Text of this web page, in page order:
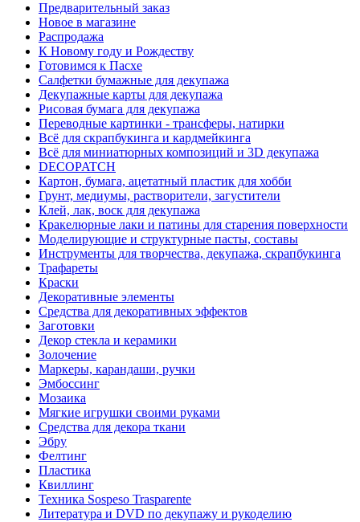
Предварительный заказ
Новое в магазине
Распродажа
К Новому году и Рождеству
Готовимся к Пасхе
Салфетки бумажные для декупажа
Декупажные карты для декупажа
Рисовая бумага для декупажа
Переводные картинки - трансферы, натирки
Всё для скрапбукинга и кардмейкинга
Всё для миниатюрных композиций и 3D декупажа
DECOPATCH
Картон, бумага, ацетатный пластик для хобби
Грунт, медиумы, растворители, загустители
Клей, лак, воск для декупажа
Кракелюрные лаки и патины для старения поверхности
Моделирующие и структурные пасты, составы
Инструменты для творчества, декупажа, скрапбукинга
Трафареты
Краски
Декоративные элементы
Средства для декоративных эффектов
Заготовки
Декор стекла и керамики
Золочение
Маркеры, карандаши, ручки
Эмбоссинг
Мозаика
Мягкие игрушки своими руками
Средства для декора ткани
Эбру
Фелтинг
Пластика
Квиллинг
Техника Sospeso Trasparente
Литература и DVD по декупажу и рукоделию